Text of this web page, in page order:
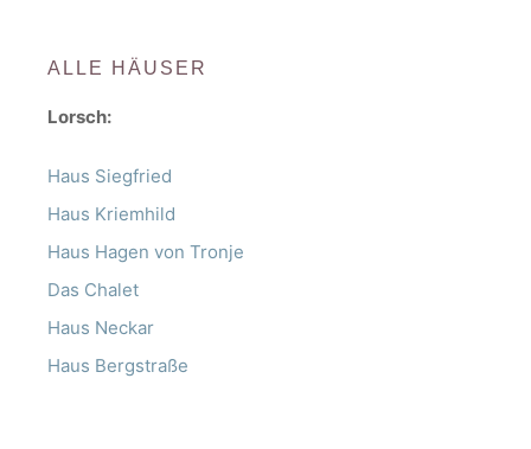
ALLE HÄUSER
Lorsch:
Haus Siegfried
Haus Kriemhild
Haus Hagen von Tronje
Das Chalet
Haus Neckar
Haus Bergstraße